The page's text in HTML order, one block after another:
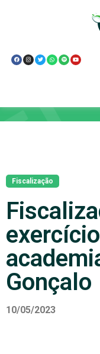
Fiscalização
Gonçalo
10/05/2023